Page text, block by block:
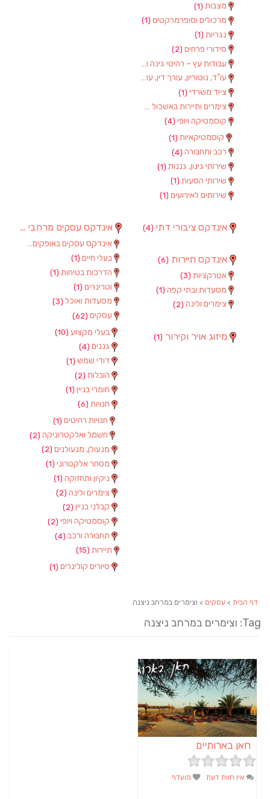
מצבות (1)
מרכולים וסופרמרקטים (1)
נגריות (1)
סידורי פרחים (2)
עבודות עץ – רהיטי גינה וגן
עו"ד, נוטוריון, עורך דין, עורכי דין
ציוד משרדי (1)
צימרים ותיירות באשכול (7)
קוסמטיקה ויופי (4)
קוסמטיקאיות (1)
רכב ותחבורה (4)
שירותי גינון, גננות (1)
שירותי הסעות (1)
שירותים לאירועים (1)
אינדקס עסקים מרחבי (97)
אינדקס עסקים באופקים (8)
בעלי חיים (1)
הדרכות בטיחות (1)
וטרינרים (1)
מסעדות ואוכל (3)
עסקים (62)
בעלי מקצוע (10)
גננים (4)
דודי שמש (1)
הובלות (2)
חומרי בניין (1)
חנויות (6)
חנויות רהיטים (1)
חשמל ואלקטרוניקה (2)
מנעולן, מנעולנים (2)
מסחר אלקטרוני (1)
ניקיון ותחזוקה (1)
צימרים ולינה (2)
קבלני בניין (2)
קוסמטיקה ויופי (2)
תחבורה ורכב (4)
תיירות (15)
סיורים קולינרים (1)
אינדקס ציבורי דתי (4)
אינדקס תיירות (6)
אטרקציות (3)
מסעדות ובתי קפה (1)
צימרים ולינה (2)
מיזוג אויר וקירור (1)
דף הבית > עסקים > וצימרים במרחב ניצנה
Tag: וצימרים במרחב ניצנה
חאן בארותיים
אין חוות דעת מועדף